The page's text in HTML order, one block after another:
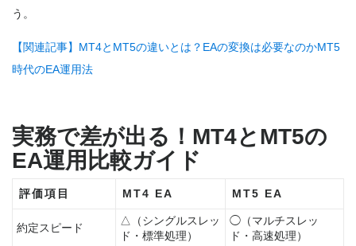
う。
【関連記事】MT4とMT5の違いとは？EAの変換は必要なのかMT5
時代のEA運用法
実務で差が出る！MT4とMT5の
EA運用比較ガイド
評価項目 MT4 EA MT5 EA
約定スピード
△（シングルスレッ
ド・標準処理）
◯（マルチスレッ
ド・高速処理）